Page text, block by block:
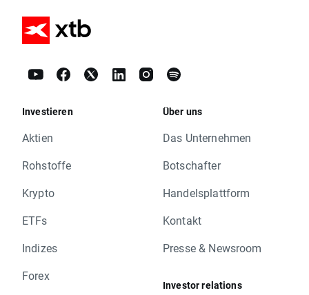
Investieren
Aktien
Rohstoffe
Krypto
ETFs
Indizes
Forex
Über uns
Das Unternehmen
Botschafter
Handelsplattform
Kontakt
Presse & Newsroom
Investor relations